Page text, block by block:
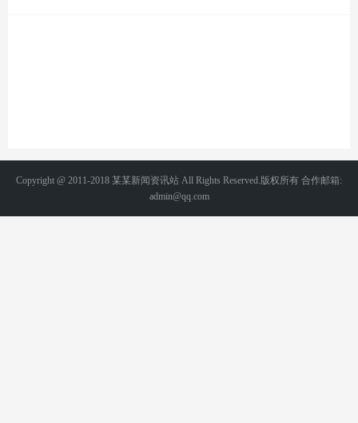
Copyright @ 2011-2018 某某新闻资讯站 All Rights Reserved.版权所有 合作邮箱:
admin@qq.com